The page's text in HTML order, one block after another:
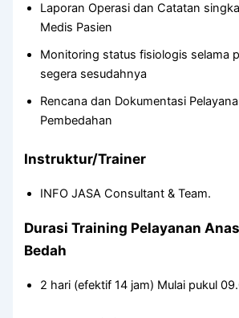
Laporan Operasi dan Catatan
Medis Pasien
Monitoring status fisiologis selama
segera sesudahnya
Rencana dan Dokumentasi
Pembedahan
Instruktur/Trainer
INFO JASA Consultant & Team.
Durasi Training Pelayanan
Bedah
2 hari (efektif 14 jam) Mulai pukul